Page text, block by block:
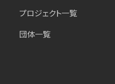
プロジェクト一覧
団体一覧